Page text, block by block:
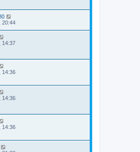
20:44
14:37
14:36
14:36
14:36